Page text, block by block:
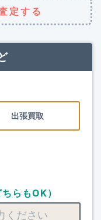
定する
出張買取
らもOK）